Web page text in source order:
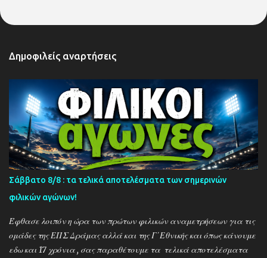
Δημοφιλείς αναρτήσεις
Σάββατο 8/8 : τα τελικά αποτελέσματα των σημερινών
φιλικών αγώνων!
Έφθασε λοιπόν η ώρα των πρώτων φιλικών αναμετρήσεων για τις
ομάδες της ΕΠΣ Δράμας αλλά και της Γ΄Εθνικής και όπως κάνουμε
εδω και 17 χρόνια , σας παραθέτουμε τα τελικά αποτελέσματα